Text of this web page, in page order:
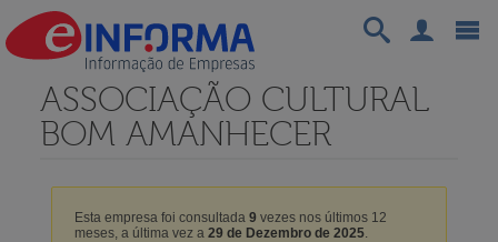
ASSOCIAÇÃO CULTURAL
BOM AMANHECER
Esta empresa foi consultada 9 vezes nos últimos 12
meses, a última vez a 29 de Dezembro de 2025.